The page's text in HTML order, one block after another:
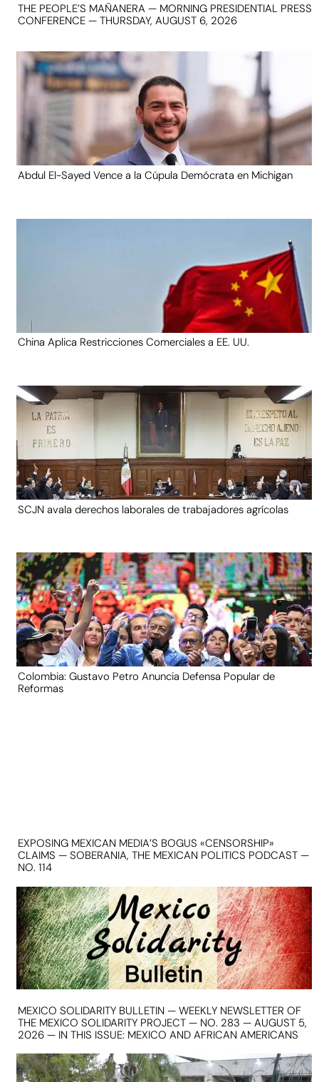
THE PEOPLE’S MAÑANERA — MORNING PRESIDENTIAL PRESS
CONFERENCE — THURSDAY, AUGUST 6, 2026
Abdul El-Sayed Vence a la Cúpula Demócrata en Michigan
China Aplica Restricciones Comerciales a EE. UU.
SCJN avala derechos laborales de trabajadores agrícolas
Colombia: Gustavo Petro Anuncia Defensa Popular de
Reformas
EXPOSING MEXICAN MEDIA’S BOGUS «CENSORSHIP»
CLAIMS — SOBERANIA, THE MEXICAN POLITICS PODCAST —
NO. 114
MEXICO SOLIDARITY BULLETIN — WEEKLY NEWSLETTER OF
THE MEXICO SOLIDARITY PROJECT — NO. 283 — AUGUST 5,
2026 — IN THIS ISSUE: MEXICO AND AFRICAN AMERICANS